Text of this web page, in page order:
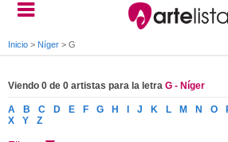
Inicio > Níger > G
Viendo 0 de 0 artistas para la letra G - Níger
A B C D E F G H J K L M N O
X
Y Z